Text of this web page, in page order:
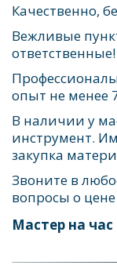
Качественно,
Вежливые
ответственные!
опыт не менее
В наличии у
инструмент.
закупка
Звоните в
вопросы о
Мастер на